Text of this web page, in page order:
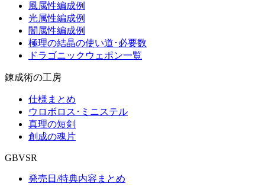
風属性編成例
光属性編成例
闇属性編成例
極理の結晶の使い道･必要数
ドラゴニックウェポン一覧
錬成術の工房
仕様まとめ
ウロボロス･ミニステル
真理の短剣
創成の魂片
GBVSR
発売日/特典内容まとめ